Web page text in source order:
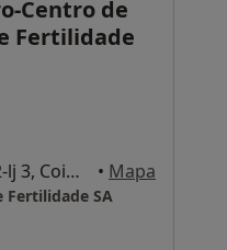
Centro de
Fertilidade
Urbanização Panorama Lote 2-lj 3, Coimbra • Mapa
Fertilidade SA